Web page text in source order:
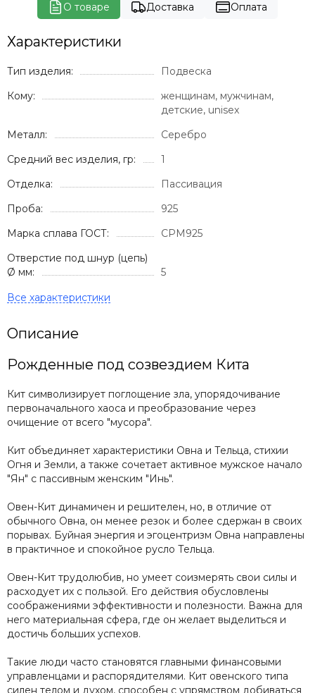
О товаре Доставка Оплата
Характеристики
Тип изделия:
Подвеска
Кому:
женщинам, мужчинам,
детские, unisex
Металл:
Серебро
Средний вес изделия, гр:
1
Отделка:
Пассивация
Проба:
925
Марка сплава ГОСТ:
СРМ925
Отверстие под шнур (цепь)
Ø мм:
5
Описание
Рожденные под созвездием Кита
Кит символизирует поглощение зла, упорядочивание
первоначального хаоса и преобразование через
очищение от всего "мусора".
Кит объединяет характеристики Овна и Тельца, стихии
Огня и Земли, а также сочетает активное мужское начало
"Ян" с пассивным женским "Инь".
Овен-Кит динамичен и решителен, но, в отличие от
обычного Овна, он менее резок и более сдержан в своих
порывах. Буйная энергия и эгоцентризм Овна направлены
в практичное и спокойное русло Тельца.
Овен-Кит трудолюбив, но умеет соизмерять свои силы и
расходует их с пользой. Его действия обусловлены
соображениями эффективности и полезности. Важна для
него материальная сфера, где он желает выделиться и
достичь больших успехов.
Такие люди часто становятся главными финансовыми
управленцами и распорядителями. Кит овенского типа
силен телом и духом, способен с упрямством добиваться